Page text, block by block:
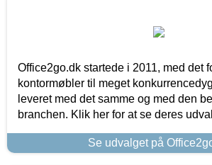
Office2go.dk startede i 2011, med det
kontormøbler til meget
leveret med det samme og med den
branchen. Klik her for at se deres
Se udvalget på